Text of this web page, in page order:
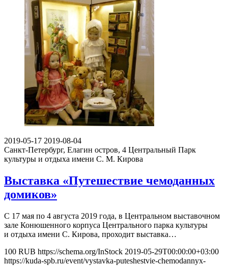
2019-05-17 2019-08-04
Санкт-Петербург, Елагин остров, 4 Центральный Парк
культуры и отдыха имени С. М. Кирова
Выставка «Путешествие чемоданных
домиков»
С 17 мая по 4 августа 2019 года, в Центральном выставочном
зале Конюшенного корпуса Центрального парка культуры
и отдыха имени С. Кирова, проходит выставка…
100 RUB https://schema.org/InStock 2019-05-29T00:00:00+03:00
https://kuda-spb.ru/event/vystavka-puteshestvie-chemodannyx-